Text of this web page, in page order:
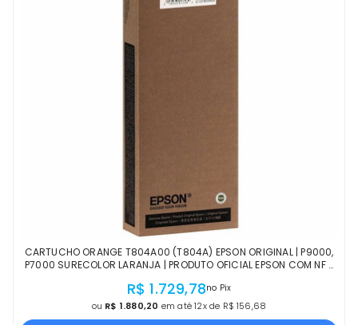
CARTUCHO ORANGE T804A00 (T804A) EPSON ORIGINAL | P9000,
P7000 SURECOLOR LARANJA | PRODUTO OFICIAL EPSON COM NF E
R$ 1.729,78no Pix
ou R$ 1.880,20 em até 12x de R$ 156,68